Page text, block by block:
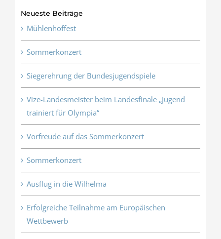
Neueste Beiträge
Mühlenhoffest
Sommerkonzert
Siegerehrung der Bundesjugendspiele
Vize-Landesmeister beim Landesfinale „Jugend
trainiert für Olympia“
Vorfreude auf das Sommerkonzert
Sommerkonzert
Ausflug in die Wilhelma
Erfolgreiche Teilnahme am Europäischen
Wettbewerb